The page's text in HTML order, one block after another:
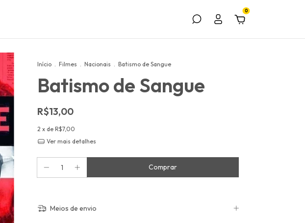
0
Início . Filmes . Nacionais . Batismo de Sangue
Batismo de Sangue
R$13,00
2 x de R$7,00
Ver mais detalhes
Meios de envio